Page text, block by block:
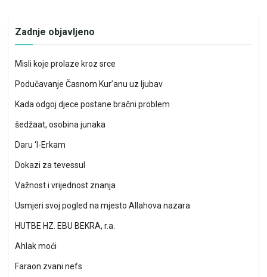
Zadnje objavljeno
Misli koje prolaze kroz srce
Podučavanje Časnom Kur’anu uz ljubav
Kada odgoj djece postane bračni problem
šedžaat, osobina junaka
Daru ‘l-Erkam
Dokazi za tevessul
Važnost i vrijednost znanja
Usmjeri svoj pogled na mjesto Allahova nazara
HUTBE HZ. EBU BEKRA, r.a.
Ahlak moći
Faraon zvani nefs